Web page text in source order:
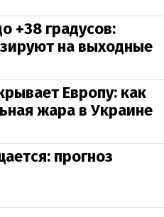
+38 градусов:
на выходные
Европу: как
жара в Украине
прогноз